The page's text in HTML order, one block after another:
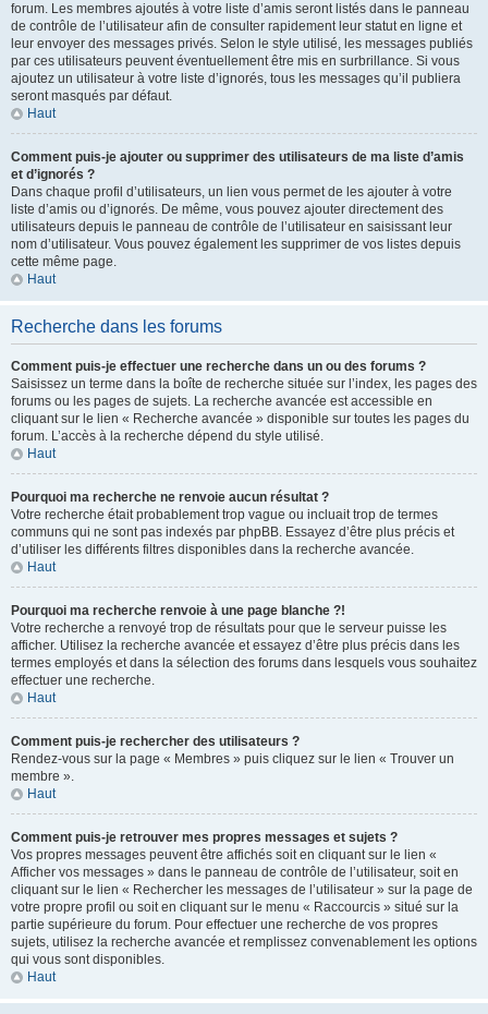
forum. Les membres ajoutés à votre liste d’amis seront listés dans le panneau
de contrôle de l’utilisateur afin de consulter rapidement leur statut en ligne et
leur envoyer des messages privés. Selon le style utilisé, les messages publiés
par ces utilisateurs peuvent éventuellement être mis en surbrillance. Si vous
ajoutez un utilisateur à votre liste d’ignorés, tous les messages qu’il publiera
seront masqués par défaut.
Haut
Comment puis-je ajouter ou supprimer des utilisateurs de ma liste d’amis
et d’ignorés ?
Dans chaque profil d’utilisateurs, un lien vous permet de les ajouter à votre
liste d’amis ou d’ignorés. De même, vous pouvez ajouter directement des
utilisateurs depuis le panneau de contrôle de l’utilisateur en saisissant leur
nom d’utilisateur. Vous pouvez également les supprimer de vos listes depuis
cette même page.
Haut
Recherche dans les forums
Comment puis-je effectuer une recherche dans un ou des forums ?
Saisissez un terme dans la boîte de recherche située sur l’index, les pages des
forums ou les pages de sujets. La recherche avancée est accessible en
cliquant sur le lien « Recherche avancée » disponible sur toutes les pages du
forum. L’accès à la recherche dépend du style utilisé.
Haut
Pourquoi ma recherche ne renvoie aucun résultat ?
Votre recherche était probablement trop vague ou incluait trop de termes
communs qui ne sont pas indexés par phpBB. Essayez d’être plus précis et
d’utiliser les différents filtres disponibles dans la recherche avancée.
Haut
Pourquoi ma recherche renvoie à une page blanche ?!
Votre recherche a renvoyé trop de résultats pour que le serveur puisse les
afficher. Utilisez la recherche avancée et essayez d’être plus précis dans les
termes employés et dans la sélection des forums dans lesquels vous souhaitez
effectuer une recherche.
Haut
Comment puis-je rechercher des utilisateurs ?
Rendez-vous sur la page « Membres » puis cliquez sur le lien « Trouver un
membre ».
Haut
Comment puis-je retrouver mes propres messages et sujets ?
Vos propres messages peuvent être affichés soit en cliquant sur le lien «
Afficher vos messages » dans le panneau de contrôle de l’utilisateur, soit en
cliquant sur le lien « Rechercher les messages de l’utilisateur » sur la page de
votre propre profil ou soit en cliquant sur le menu « Raccourcis » situé sur la
partie supérieure du forum. Pour effectuer une recherche de vos propres
sujets, utilisez la recherche avancée et remplissez convenablement les options
qui vous sont disponibles.
Haut